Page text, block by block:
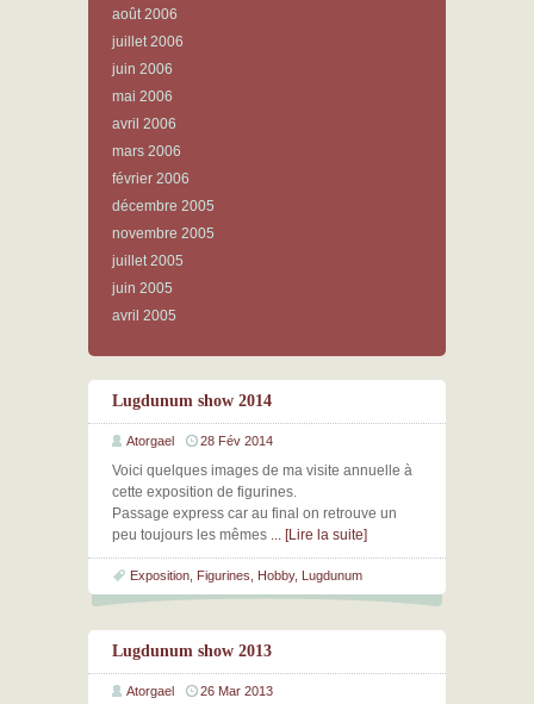
août 2006
juillet 2006
juin 2006
mai 2006
avril 2006
mars 2006
février 2006
décembre 2005
novembre 2005
juillet 2005
juin 2005
avril 2005
Lugdunum show 2014
Atorgael 28 Fév 2014
Voici quelques images de ma visite annuelle à
cette exposition de figurines.
Passage express car au final on retrouve un
peu toujours les mêmes ... [Lire la suite]
Exposition Figurines Hobby, Lugdunum
Lugdunum show 2013
Atorgael 26 Mar 2013